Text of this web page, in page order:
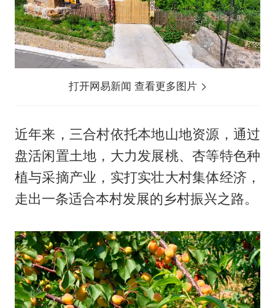
打开网易新闻 查看更多图片
近年来，三合村依托本地山地资源，通过
盘活闲置土地，大力发展桃、杏等特色种
植与采摘产业，实打实壮大村集体经济，
走出一条适合本村发展的乡村振兴之路。